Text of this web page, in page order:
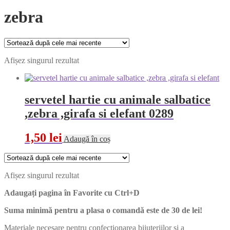
zebra
Afișez singurul rezultat
servetel hartie cu animale salbatice
,zebra ,girafa si elefant 0289
1,50 lei Adaugă în coș
Afișez singurul rezultat
Adaugați pagina în Favorite cu Ctrl+D
Suma minimă pentru a plasa o comandă este de 30 de lei!
Materiale necesare pentru confecționarea bijuteriilor și a